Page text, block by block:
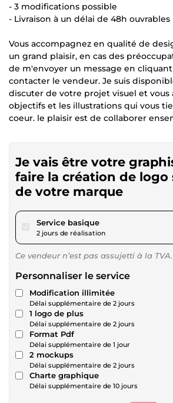
- 3 modifications possible
- Livraison à un délai de 48h ouvrables
Vous accompagnez en qualité de
un grand plaisir, en cas des
de m'envoyer un message en
contacter le vendeur. Je suis
discuter de votre projet visuel et vous
objectifs et les illustrations qui vous
coeur. le plaisir est de collaborer
Je vais être votre
faire la création de logo
de votre marque
Service basiquepour 57,77 $US
2 jours de réalisation
Ce vendeur n’est pas assujetti à la TVA.
Personnaliser le service
Modification illimitée
Délai supplémentaire de 2 jours
1 logo de plus
Délai supplémentaire de 2 jours
Format Pdf
Délai supplémentaire de 1 jour
2 mockups
Délai supplémentaire de 2 jours
Charte graphique
Délai supplémentaire de 10 jours